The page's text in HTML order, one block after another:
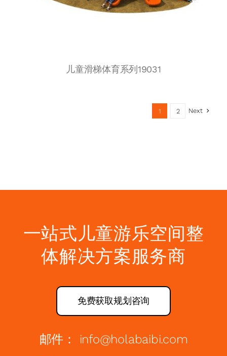
儿童滑梯体育系列19031
1 2 Next
一站式儿童游乐空间整
体解决方案服务商
免费获取规划咨询
邮件： info@holabaibi.com